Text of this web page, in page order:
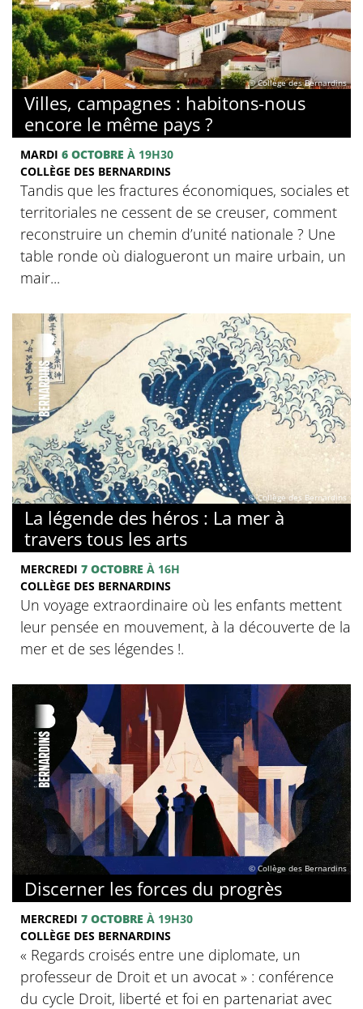
© Collège des Bernardins
Villes, campagnes : habitons-nous
encore le même pays ?
MARDI 6 OCTOBRE À 19H30
COLLÈGE DES BERNARDINS
Tandis que les fractures économiques, sociales et
territoriales ne cessent de se creuser, comment
reconstruire un chemin d’unité nationale ? Une
table ronde où dialogueront un maire urbain, un
mair...
© Collège des Bernardins
La légende des héros : La mer à
travers tous les arts
MERCREDI 7 OCTOBRE À 16H
COLLÈGE DES BERNARDINS
Un voyage extraordinaire où les enfants mettent
leur pensée en mouvement, à la découverte de la
mer et de ses légendes !.
© Collège des Bernardins
Discerner les forces du progrès
MERCREDI 7 OCTOBRE À 19H30
COLLÈGE DES BERNARDINS
‍« Regards croisés entre une diplomate, un
professeur de Droit et un avocat » : conférence
du cycle Droit, liberté et foi en partenariat avec